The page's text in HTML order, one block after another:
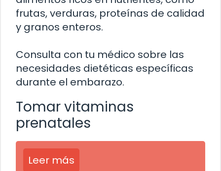
frutas, verduras, proteínas de calidad
y granos enteros.
Consulta con tu médico sobre las
necesidades dietéticas específicas
durante el embarazo.
Tomar vitaminas
prenatales
Leer más